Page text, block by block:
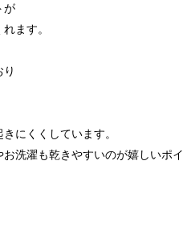
が
ます。
にくくしています。
洗濯も乾きやすいのが嬉しいポイ